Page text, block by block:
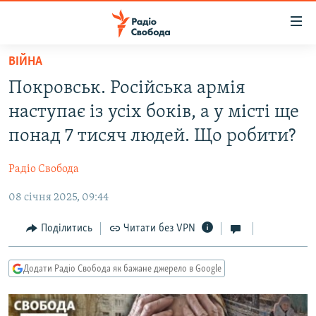
Перейти
основного
матеріалу
Перейти
до
основної
Перейти
пошуку
ВСЕ ЗА ДОБУ
СТАТТІ
ЕКОНОМІКА
СУСПІЛЬСТВО
КУЛЬТУРА
УКРАЇНА
СВІТ
РОСІЙСЬКА «ФІЛЬТРАЦІЯ»
ДОНБАС.РЕАЛІЇ
КРИМ.РЕАЛІЇ
СХЕМИ
КИТАЙ.ВИКЛИКИ
ВІЙНА
Покровськ. Російська армія
наступає із усіх боків, а у місті ще
понад 7 тисяч людей. Що робити?
Радіо Свобода
08 січня 2025, 09:44
Поділитись Читати без VPN
Додати Радіо Свобода як бажане джерело в Google